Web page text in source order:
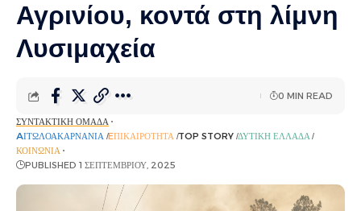
Αγρινίου, κοντά στη λίμνη
Λυσιμαχεία
ΣΥΝΤΑΚΤΙΚΉ ΟΜΆΔΑ
AΙΤΩΛΟΑΚΑΡΝΑΝΊΑ EΠΙΚΑΙΡΌΤΗΤΑ TOP STORY ΔΥΤΙΚΉ ΕΛΛΆΔΑ
ΚΟΙΝΩΝΊΑ
PUBLISHED 1 ΣΕΠΤΕΜΒΡΊΟΥ, 2025
0 MIN READ